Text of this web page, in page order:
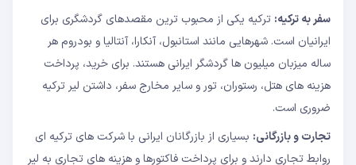
سفر به ترکیه: ترکیه یکی از محبوب ترین مقصدهای گردشگری برای
ایرانیان است. شهرهایی مانند استانبول، آنکارا، آنتالیا و بودروم هر
ساله میزبان میلیون ها گردشگر ایرانی هستند. برای خرید، پرداخت
هزینه های هتل، رستوران، تور و سایر مخارج سفر، داشتن لیر ترکیه
ضروری است.
تجارت و بازرگانی: بسیاری از بازرگانان ایرانی با شرکت های ترکیه ای
روابط تجاری دارند و برای پرداخت فاکتورها و هزینه های تجاری به لیر